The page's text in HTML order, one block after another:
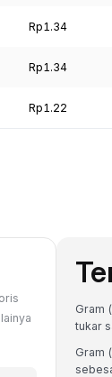
Rp1.34
Rp1.34
Rp1.22
Gram
tukar
Gram